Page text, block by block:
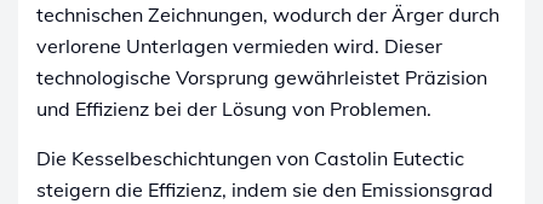
technischen Zeichnungen, wodurch der Ärger durch
verlorene Unterlagen vermieden wird. Dieser
technologische Vorsprung gewährleistet Präzision
und Effizienz bei der Lösung von Problemen.
Die Kesselbeschichtungen von Castolin Eutectic
steigern die Effizienz, indem sie den Emissionsgrad